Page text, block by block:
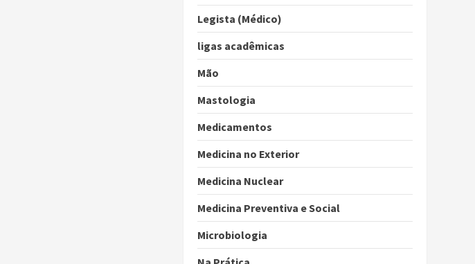
Legista (Médico)
ligas acadêmicas
Mão
Mastologia
Medicamentos
Medicina no Exterior
Medicina Nuclear
Medicina Preventiva e Social
Microbiologia